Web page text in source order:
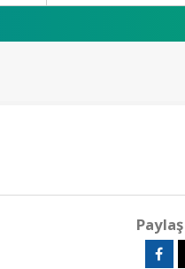
Paylaş